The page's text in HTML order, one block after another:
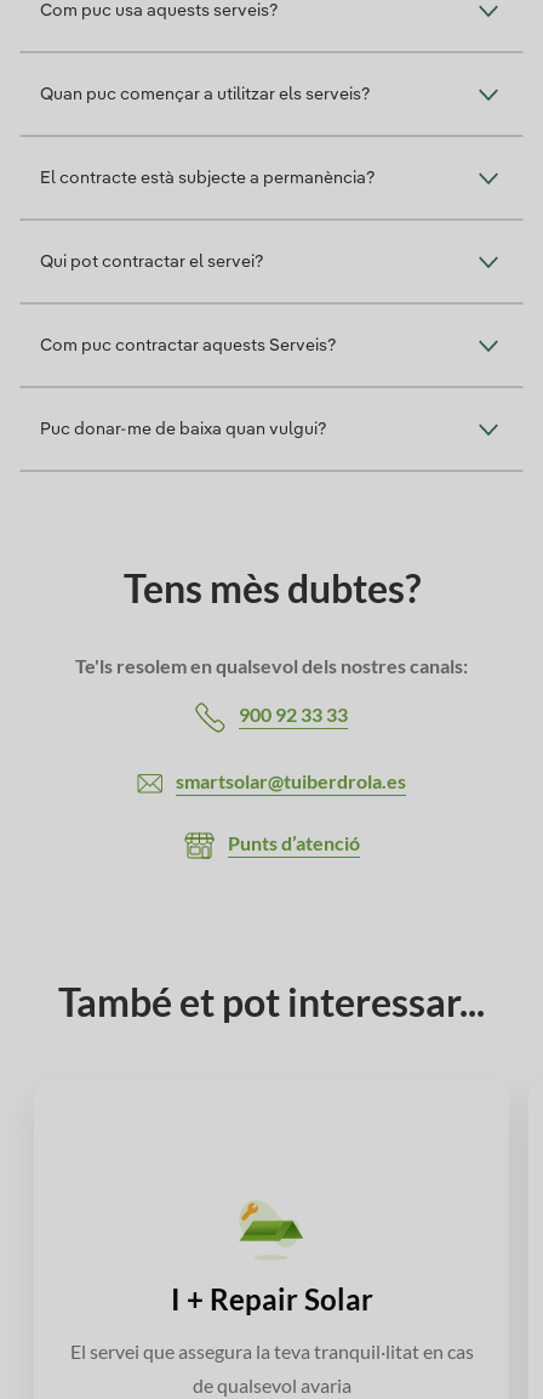
Com puc usa aquests serveis?
Quan puc començar a utilitzar els serveis?
El contracte està subjecte a permanència?
Qui pot contractar el servei?
Com puc contractar aquests Serveis?
Puc donar-me de baixa quan vulgui?
Tens mès dubtes?
Te'ls resolem en qualsevol dels nostres canals:
900 92 33 33
smartsolar@tuiberdrola.es
Punts d’atenció
També et pot interessar...
I + Repair Solar
El servei que assegura la teva tranquil·litat en cas
de qualsevol avaria